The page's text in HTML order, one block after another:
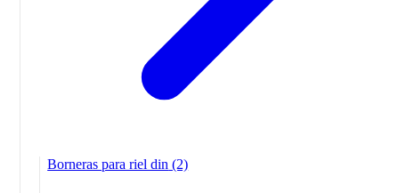
Borneras para riel din (2)